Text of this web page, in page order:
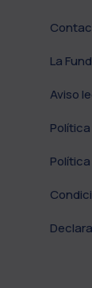
La
Aviso